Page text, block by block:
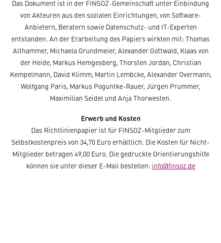
Das Dokument ist in der FINSOZ-Gemeinschaft unter Einbindung
von Akteuren aus den sozialen Einrichtungen, von Software-
Anbietern, Beratern sowie Datenschutz- und IT-Experten
entstanden. An der Erarbeitung des Papiers wirkten mit: Thomas
Althammer, Michaela Grundmeier, Alexander Gottwald, Klaas von
der Heide, Markus Hemgesberg, Thorsten Jordan, Christian
Kempelmann, David Klimm, Martin Lembcke, Alexander Overmann,
Wolfgang Paris, Markus Poguntke-Rauer, Jürgen Prummer,
Maximilian Seidel und Anja Thorwesten.
Erwerb und Kosten
Das Richtlinienpapier ist für FINSOZ-Mitglieder zum
Selbstkostenpreis von 34,70 Euro erhältlich. Die Kosten für Nicht-
Mitglieder betragen 49,00 Euro. Die gedruckte Orientierungshilfe
können sie unter dieser E-Mail bestellen: info@finsoz.de